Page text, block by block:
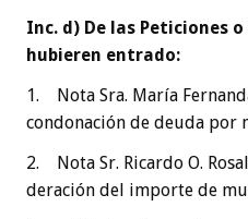
Inc. d) De las Peticiones
hubieren entrado:
1. Nota Sra. María
condonación de deuda por
2. Nota Sr. Ricardo O.
deración del importe de